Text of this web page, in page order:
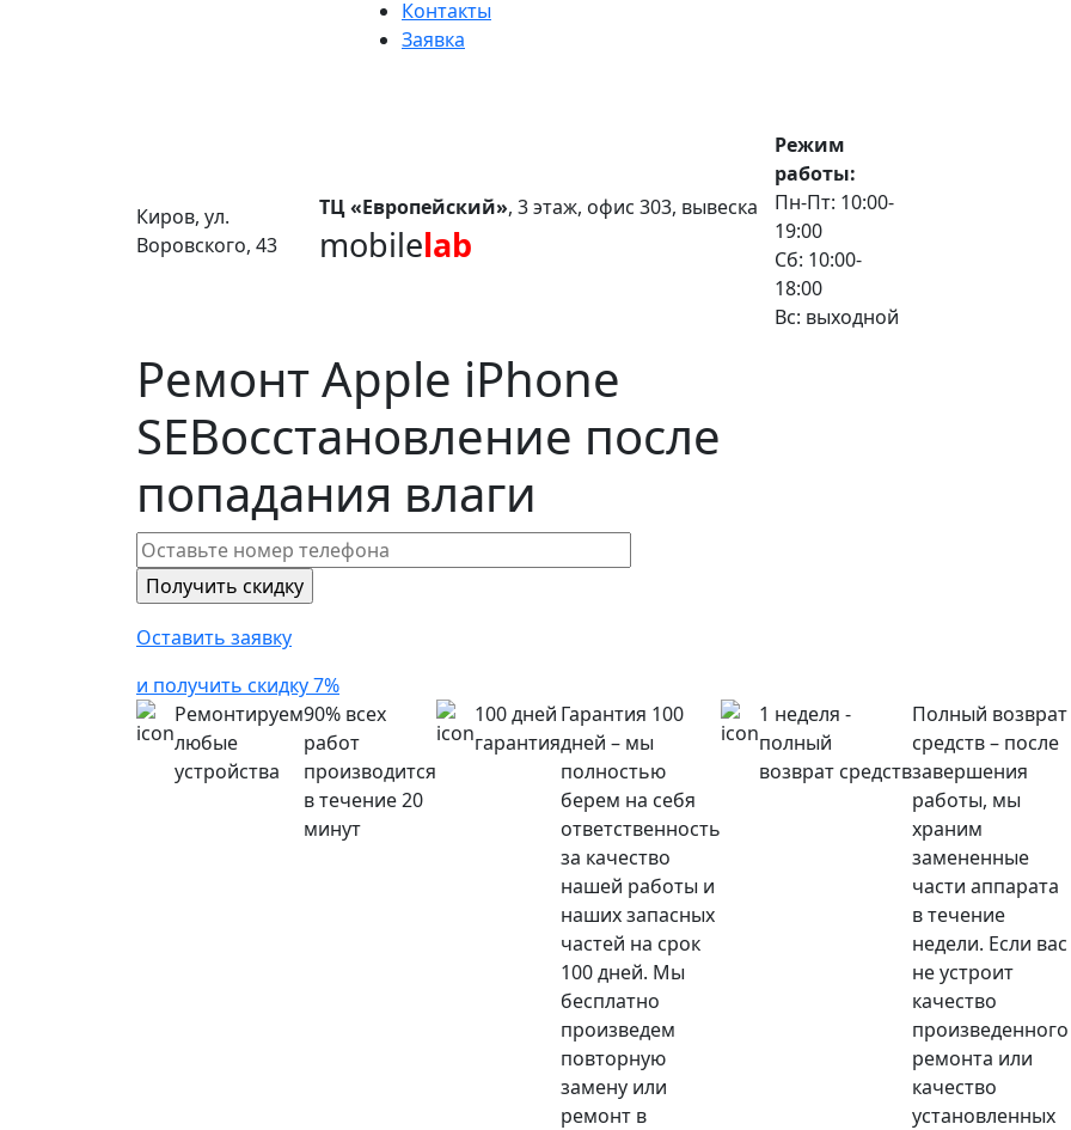
Контакты
Заявка
Киров, ул.
Воровского, 43
ТЦ «Европейский», 3 этаж, офис 303, вывеска
mobilelab
Режим
работы:
Пн-Пт: 10:00-
19:00
Сб: 10:00-
18:00
Вс: выходной
Ремонт Apple iPhone
SEВосстановление после
попадания влаги
Оставить заявку
и получить скидку 7%
Ремонтируем
любые
устройства
90% всех
работ
производится
в течение 20
минут
100 дней
гарантия
Гарантия 100
дней – мы
полностью
берем на себя
ответственность
за качество
нашей работы и
наших запасных
частей на срок
100 дней. Мы
бесплатно
произведем
повторную
замену или
ремонт в
1 неделя -
полный
возврат средств
Полный возврат
средств – после
завершения
работы, мы
храним
замененные
части аппарата
в течение
недели. Если вас
не устроит
качество
произведенного
ремонта или
качество
установленных